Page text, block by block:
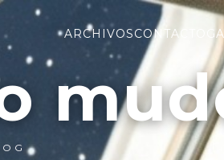
ARCHIVOSCONTACTO